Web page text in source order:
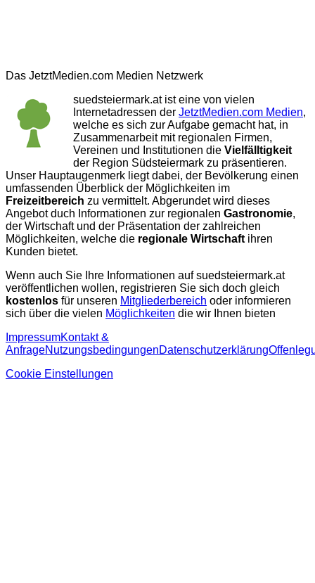
Das JetztMedien.com Medien Netzwerk
suedsteiermark.at ist eine von vielen
Internetadressen der JetztMedien.com Medien,
welche es sich zur Aufgabe gemacht hat, in
Zusammenarbeit mit regionalen Firmen,
Vereinen und Institutionen die Vielfälltigkeit
der Region Südsteiermark zu präsentieren.
Unser Hauptaugenmerk liegt dabei, der Bevölkerung einen
umfassenden Überblick der Möglichkeiten im
Freizeitbereich zu vermittelt. Abgerundet wird dieses
Angebot duch Informationen zur regionalen Gastronomie,
der Wirtschaft und der Präsentation der zahlreichen
Möglichkeiten, welche die regionale Wirtschaftihren
Kunden bietet.
Wenn auch Sie Ihre Informationen auf suedsteiermark.at
veröffentlichen wollen, registrieren Sie sich doch gleich
kostenlos für unseren Mitgliederbereich oder informieren
sich über die vielen Möglichkeiten die wir Ihnen bieten
ImpressumKontakt &
AnfrageNutzungsbedingungenDatenschutzerklärung
Cookie Einstellungen